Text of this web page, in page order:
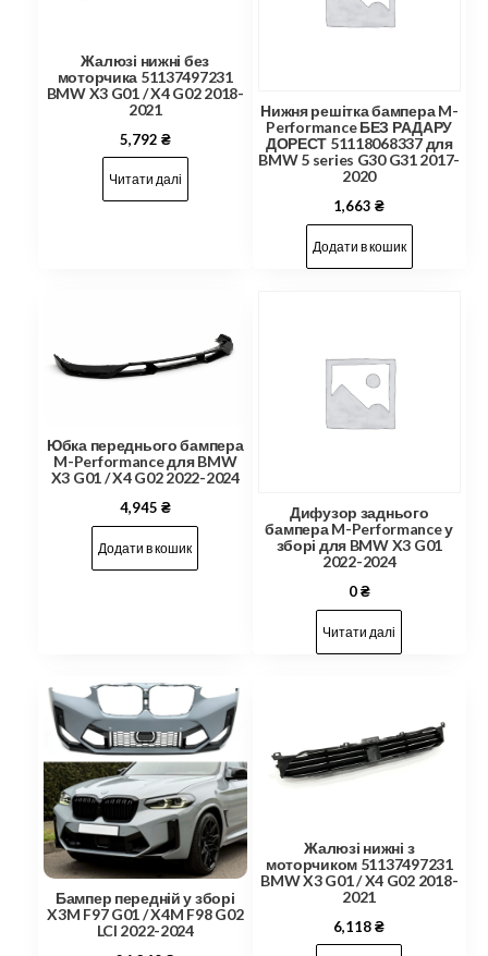
Жалюзі нижні без
моторчика 51137497231
BMW X3 G01 / X4 G02 2018-
2021
5,792 ₴
Читати далі
Нижня решітка бампера M-
Performance БЕЗ РАДАРУ
ДОРЕСТ 51118068337 для
BMW 5 series G30 G31 2017-
2020
1,663₴
Додати в кошик
Юбка переднього бампера
M-Performance для BMW
X3 G01 / X4 G02 2022-2024
4,945 ₴
Додати в кошик
Дифузор заднього
бампера M-Performance у
зборі для BMW X3 G01
2022-2024
0₴
Читати далі
Бампер передній у зборі
X3M F97 G01 / X4M F98 G02
LCI 2022-2024
Жалюзі нижні з
моторчиком 51137497231
BMW X3 G01 / X4 G02 2018-
2021
6,118₴